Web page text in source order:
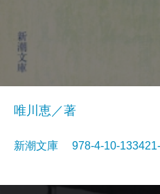
唯川恵／著
新潮文庫 978-4-10-